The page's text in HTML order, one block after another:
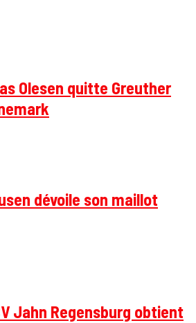
Olesen quitte Greuther
dévoile son maillot
Jahn Regensburg obtient